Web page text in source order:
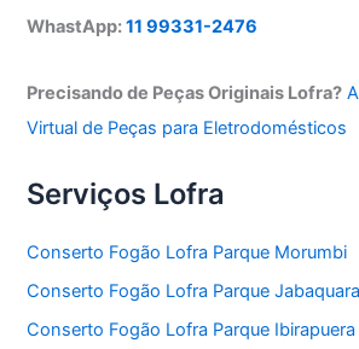
WhastApp:11 99331-2476
Precisando de Peças Originais Lofra?
Virtual de Peças para Eletrodomésticos
Serviços Lofra
Conserto Fogão Lofra Parque Morumbi
Conserto Fogão Lofra Parque Jabaquara
Conserto Fogão Lofra Parque Ibirapuera